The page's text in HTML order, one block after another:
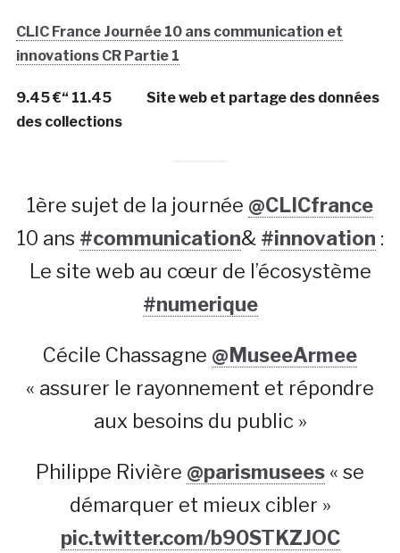
CLIC France Journée 10 ans communication et
innovations CR Partie 1
9.45 €“ 11.45 Site web et partage des données
des collections
1ère sujet de la journée @CLICfrance
10 ans #communication& #innovation :
Le site web au cœur de l’écosystème
#numerique
Cécile Chassagne @MuseeArmee
« assurer le rayonnement et répondre
aux besoins du public »
Philippe Rivière @parismusees « se
démarquer et mieux cibler »
pic.twitter.com/b90STKZJOC